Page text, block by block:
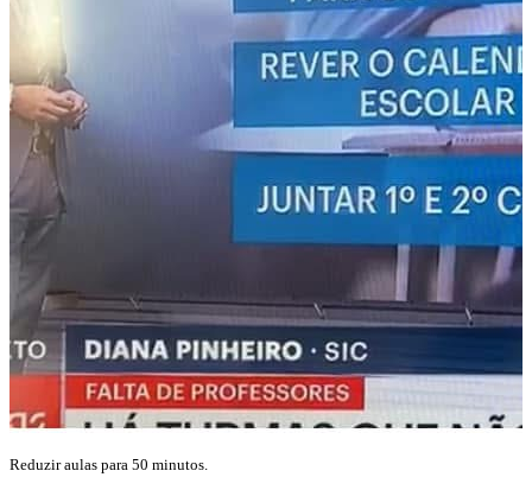
Reduzir aulas para 50 minutos.